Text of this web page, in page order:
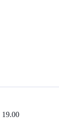
19.00